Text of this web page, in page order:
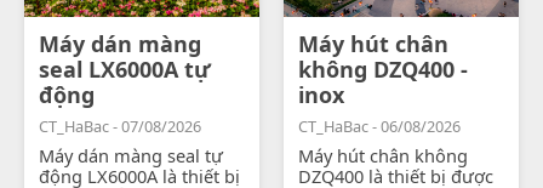
Máy dán màng
seal LX6000A tự
động
CT_HaBac - 07/08/2026
Máy dán màng seal tự
động LX6000A là thiết bị
Máy hút chân
không DZQ400 -
inox
CT_HaBac - 06/08/2026
Máy hút chân không
DZQ400 là thiết bị được